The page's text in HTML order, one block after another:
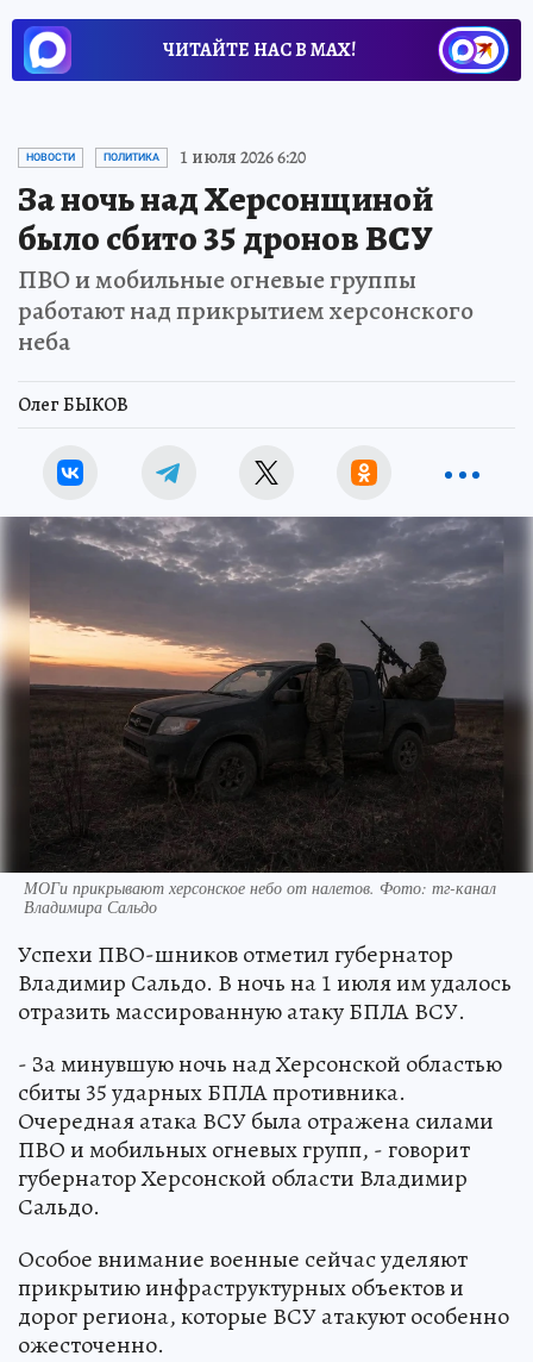
ЧИТАЙТЕ НАС В МАХ!
НОВОСТИ ПОЛИТИКА 1 июля 2026 6:20
За ночь над Херсонщиной
было сбито 35 дронов ВСУ
ПВО и мобильные огневые группы
работают над прикрытием херсонского
неба
Олег БЫКОВ
МОГи прикрывают херсонское небо от налетов. Фото: тг-канал
Владимира Сальдо
Успехи ПВО-шников отметил губернатор
Владимир Сальдо. В ночь на 1 июля им удалось
отразить массированную атаку БПЛА ВСУ.
- За минувшую ночь над Херсонской областью
сбиты 35 ударных БПЛА противника.
Очередная атака ВСУ была отражена силами
ПВО и мобильных огневых групп, - говорит
губернатор Херсонской области Владимир
Сальдо.
Особое внимание военные сейчас уделяют
прикрытию инфраструктурных объектов и
дорог региона, которые ВСУ атакуют особенно
ожесточенно.